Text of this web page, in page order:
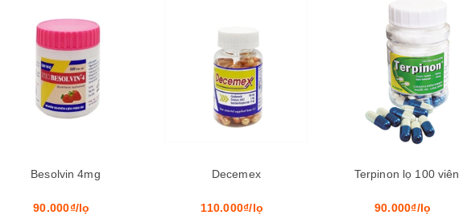
Besolvin 4mg
90.000₫/lọ
Decemex
110.000₫/lọ
Terpinon lọ 100 viên
90.000₫/lọ